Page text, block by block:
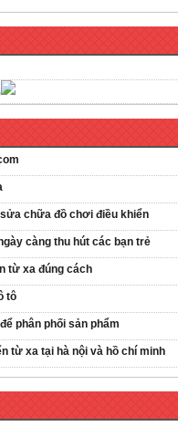
chữa đồ chơi điều khiển
càng thu hút các bạn trẻ
từ xa đúng cách
tô
phân phối sản phẩm
từ xa tại hà nội và hồ chí minh